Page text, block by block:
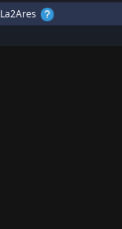
La2Ares